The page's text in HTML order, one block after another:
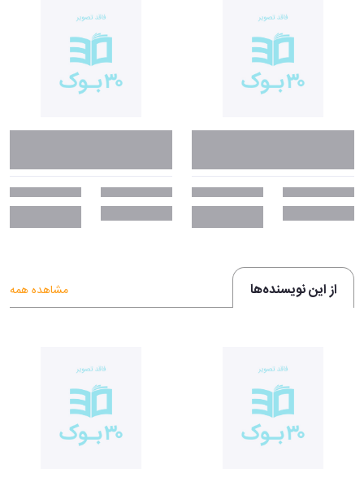
از این نویسنده‌ها مشاهده همه